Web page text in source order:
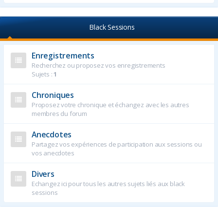
Black Sessions
Enregistrements
Recherchez ou proposez vos enregistrements
Sujets :1
Chroniques
Proposez votre chronique et échangez avec les autres
membres du forum
Anecdotes
Partagez vos expériences de participation aux sessions ou
vos anecdotes
Divers
Echangez ici pour tous les autres sujets liés aux black
sessions